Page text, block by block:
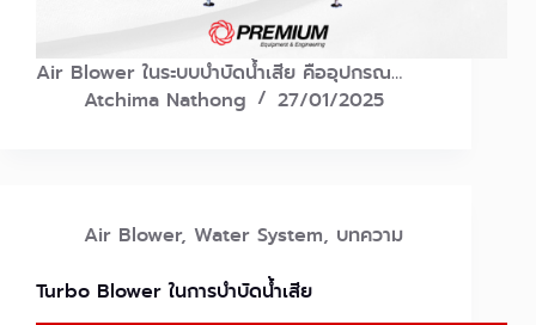
Air Blower ในระบบบำบัดน้ำเสีย คืออุปกรณ…
Atchima Nathong
27/01/2025
Air Blower, Water System, บทความ
Turbo Blower ในการบำบัดน้ำเสีย